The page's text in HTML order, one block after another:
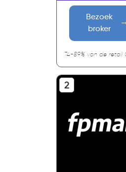
Bezoek
broker
74-89% van de retail